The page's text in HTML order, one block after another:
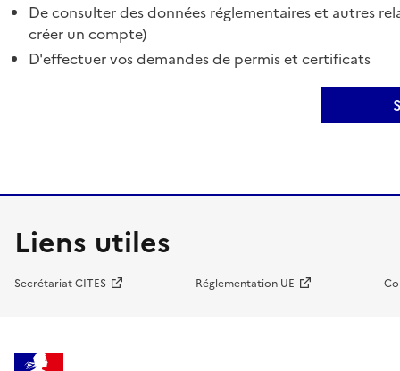
De consulter des données réglementaires et autres
créer un compte)
D'effectuer vos demandes de permis et certificats
Liens utiles
Secrétariat CITES Réglementation UE